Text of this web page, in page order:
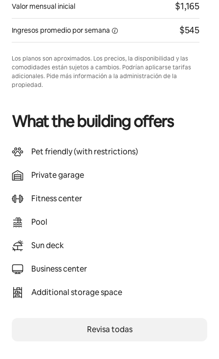
Valor mensual inicial $1,165
Ingresos promedio por semana $545
Los planos son aproximados. Los precios, la disponibilidad y las
comodidades están sujetos a cambios. Podrían aplicarse tarifas
adicionales. Pide más información a la administración de la
propiedad.
What the building offers
Pet friendly (with restrictions)
Private garage
Fitness center
Pool
Sun deck
Business center
Additional storage space
Revisa todas